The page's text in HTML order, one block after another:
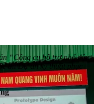
“Công cụ hỗ trợ nhổ đậu
thi Dự án kỹ thuật phục